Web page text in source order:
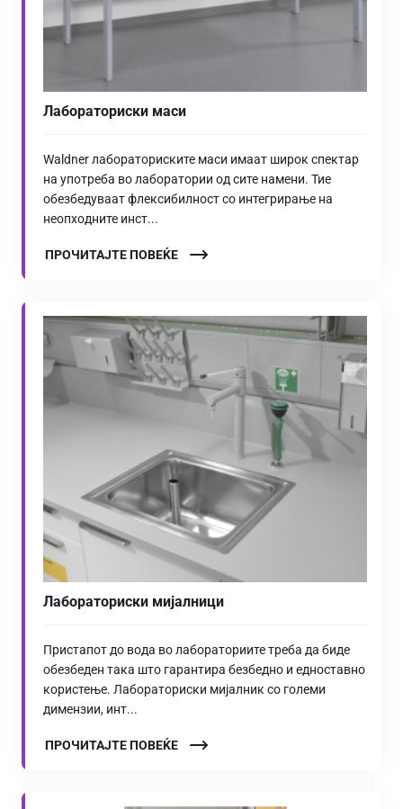
Лабораториски маси
Waldner лабораториските маси имаат широк спектар
на употреба во лаборатории од сите намени. Тие
обезбедуваат флексибилност со интегрирање на
неопходните инст...
ПРОЧИТАЈТЕ ПОВЕЌЕ
Лабораториски мијалници
Пристапот до вода во лабораториите треба да биде
обезбеден така што гарантира безбедно и едноставно
користење. Лабораториски мијалник со големи
димензии, инт...
ПРОЧИТАЈТЕ ПОВЕЌЕ